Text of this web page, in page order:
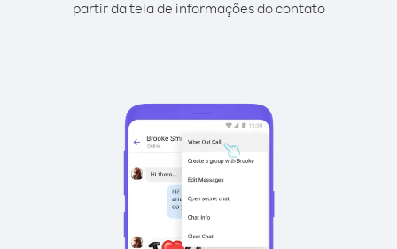
partir da tela de informações do contato